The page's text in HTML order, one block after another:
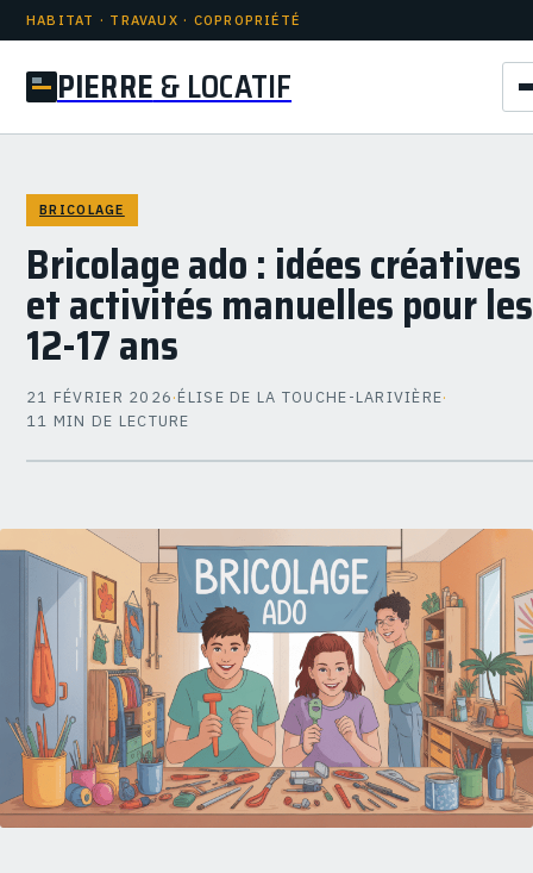
HABITAT · TRAVAUX · COPROPRIÉTÉ
PIERRE & LOCATIF
BRICOLAGE
Bricolage ado : idées créatives
et activités manuelles pour les
12-17 ans
21 FÉVRIER 2026·ÉLISE DE LA TOUCHE-LARIVIÈRE·
11 MIN DE LECTURE